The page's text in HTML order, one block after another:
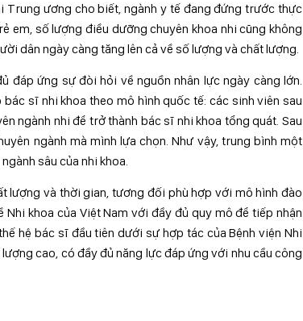
Trung ương cho biết, ngành y tế đang đứng trước thực
em, số lượng điều dưỡng chuyên khoa nhi cũng không
dân ngày càng tăng lên cả về số lượng và chất lượng.
đáp ứng sự đòi hỏi về nguồn nhân lực ngày càng lớn.
sĩ nhi khoa theo mô hình quốc tế: các sinh viên sau
ngành nhi để trở thành bác sĩ nhi khoa tổng quát. Sau
ngành mà mình lựa chọn. Như vậy, trung bình một
sâu của nhi khoa.
lượng và thời gian, tương đối phù hợp với mô hình đào
khoa của Việt Nam với đầy đủ quy mô để tiếp nhận
hệ bác sĩ đầu tiên dưới sự hợp tác của Bệnh viện Nhi
cao, có đầy đủ năng lực đáp ứng với nhu cầu công